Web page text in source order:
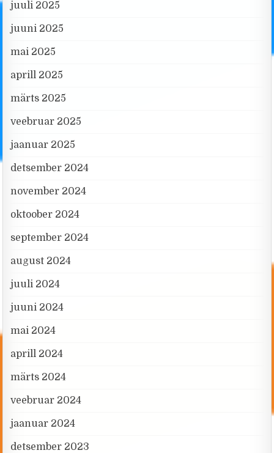
juuli 2025
juuni 2025
mai 2025
aprill 2025
märts 2025
veebruar 2025
jaanuar 2025
detsember 2024
november 2024
oktoober 2024
september 2024
august 2024
juuli 2024
juuni 2024
mai 2024
aprill 2024
märts 2024
veebruar 2024
jaanuar 2024
detsember 2023